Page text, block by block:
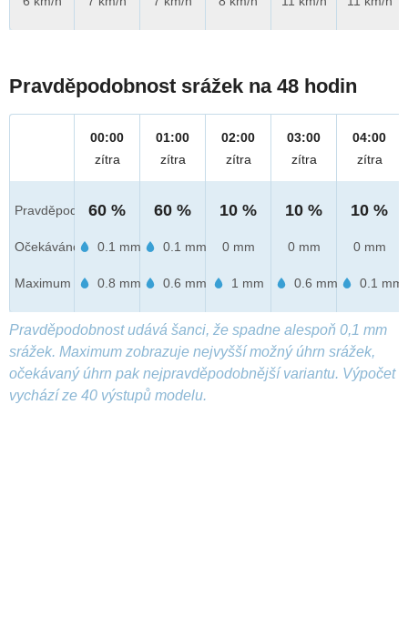
Pravděpodobnost srážek na 48 hodin
Pravděpod.
Očekáváno
Maximum
00:00
zítra
60 %
0.1 mm
0.8 mm
01:00
zítra
60 %
0.1 mm
0.6 mm
02:00
zítra
10 %
0 mm
1 mm
03:00
zítra
10 %
0 mm
0.6 mm
04:00
zítra
10 %
0 mm
0.1 mm
Pravděpodobnost udává šanci, že spadne alespoň 0,1 mm
srážek. Maximum zobrazuje nejvyšší možný úhrn srážek,
očekávaný úhrn pak nejpravděpodobnější variantu. Výpočet
vychází ze 40 výstupů modelu.